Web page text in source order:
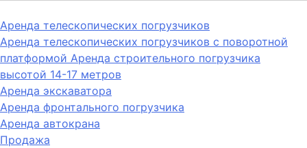
Аренда телескопических погрузчиков
Аренда телескопических погрузчиков с поворотной
платформой Аренда строительного погрузчика
высотой 14-17 метров
Аренда экскаватора
Аренда фронтального погрузчика
Аренда автокрана
Продажа